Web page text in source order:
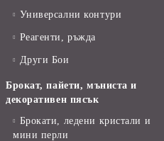
Универсални контури
Реагенти, ръжда
Други Бои
Брокат, пайети, мъниста и
декоративен пясък
Брокати, ледени кристали и
мини перли